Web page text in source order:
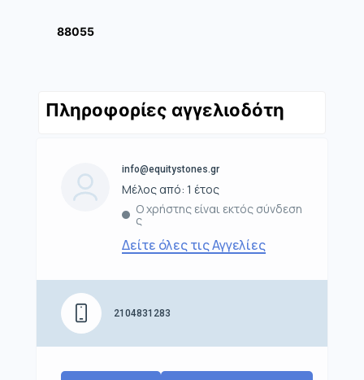
88055
Πληροφορίες αγγελιοδότη
info@equitystones.gr
Μέλος από: 1 έτος
Ο χρήστης είναι εκτός σύνδεση
ς
Δείτε όλες τις Αγγελίες
2104831283